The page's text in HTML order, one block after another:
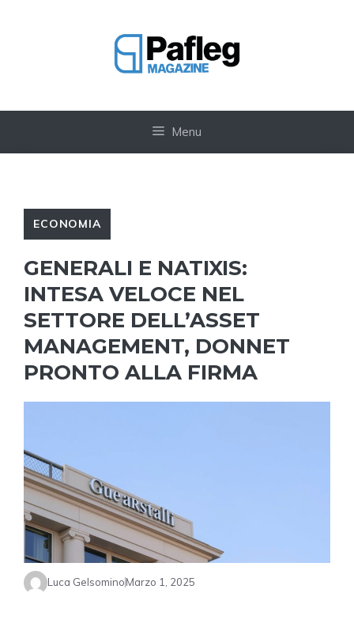
Menu
ECONOMIA
GENERALI E NATIXIS:
INTESA VELOCE NEL
SETTORE DELL’ASSET
MANAGEMENT, DONNET
PRONTO ALLA FIRMA
Luca GelsominoMarzo 1, 2025